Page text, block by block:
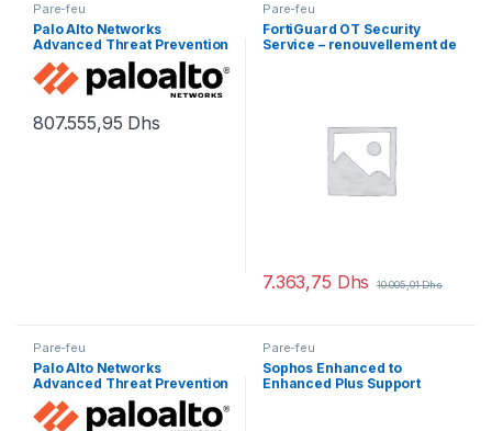
Pare-feu
Palo Alto Networks
Advanced Threat Prevention
– renouvellement de la
licence d’abonnement (1 an)
– 1 périphérique
807.555,95 Dhs
Pare-feu
FortiGuard OT Security
Service – renouvellement de
7.363,75 Dhs 10.005,01Dhs
Pare-feu
Palo Alto Networks
Advanced Threat Prevention
– licence d’abonnement (1
an) – 1 périphérique
Pare-feu
Sophos Enhanced to
Enhanced Plus Support